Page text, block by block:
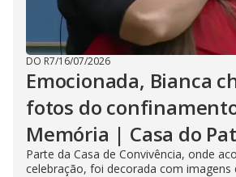
DO R7/16/07/2026
Emocionada, Bianca
fotos do
Memória | Casa do
Parte da Casa de Convivência, onde
celebração, foi decorada com imagens